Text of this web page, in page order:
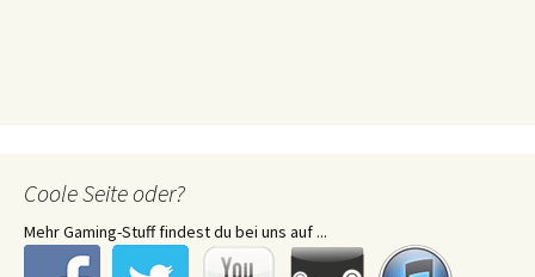
Coole Seite oder?
Mehr Gaming-Stuff findest du bei uns auf ...